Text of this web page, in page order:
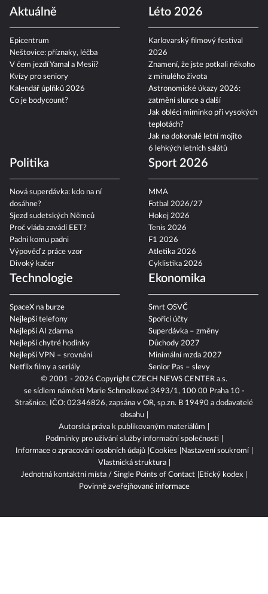
© 2001 - 2026 Copyright CZECH NEWS CENTER a.s.
se sídlem náměstí Marie Schmolkové 3493/1, 100 00 Praha 10 -
Strašnice, IČO: 02346826, zapsána v OR, sp.zn. B 19490 a dodavatelé
obsahu
Autorská práva k publikovaným materiálům
Podmínky pro užívání služby informační společnosti
Informace o zpracování osobních údajů Cookies
Nastavení soukromí
Vlastnická struktura
Jednotná kontaktní místa / Single Points of Contact
Etický kodex
Povinně zveřejňované informace
Aktuálně
Epicentrum
Neštovice: příznaky, léčba
V čem jezdí Yamal a Mesii?
Kvízy pro seniory
Kalendář úplňků 2026
Co je bodycount?
Léto 2026
Karlovarský filmový festival
2026
Znamení, že jste potkali někoho
z minulého života
Astronomické úkazy 2026:
zatmění slunce a další
Jak obléci miminko při vysokých
teplotách?
Jak na dokonalé letní mojito
6 lehkých letních salátů
Politika
Nová superdávka: kdo na ní
dosáhne?
Sjezd sudetských Němců
Proč vláda zavádí EET?
Padni komu padni
Výpověď z práce vzor
Divoký kačer
Sport 2026
MMA
Fotbal 2026/27
Hokej 2026
Tenis 2026
F1 2026
Atletika 2026
Cyklistika 2026
Technologie
SpaceX na burze
Nejlepší telefony
Nejlepší AI zdarma
Nejlepší chytré hodinky
Nejlepší VPN – srovnání
Netflix filmy a seriály
Ekonomika
Smrt OSVČ
Spořicí účty
Superdávka – změny
Důchody 2027
Minimální mzda 2027
Senior Pas – slevy